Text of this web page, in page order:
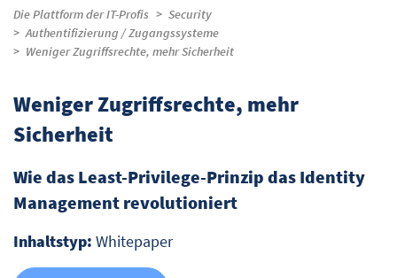
Die Plattform der IT-Profis
Security
Authentifizierung / Zugangssysteme
Weniger Zugriffsrechte, mehr Sicherheit
Weniger Zugriffsrechte, mehr
Sicherheit
Wie das Least-Privilege-Prinzip das Identity
Management revolutioniert
Inhaltstyp: Whitepaper